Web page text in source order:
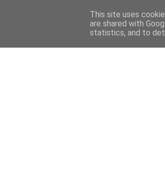
This site uses
are shared with
statistics, and to